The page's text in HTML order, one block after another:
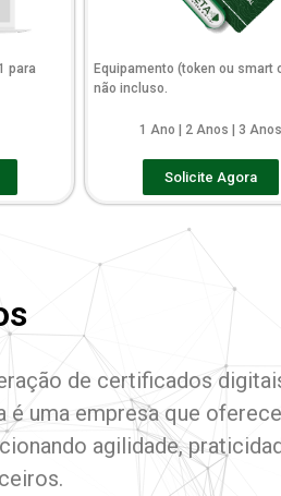
para
Equipamento (token ou smart
não incluso.
1 Ano | 2 Anos | 3 Anos
Solicite Agora
de certificados
é uma empresa que
agilidade,